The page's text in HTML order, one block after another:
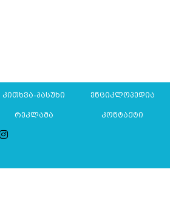
კითხვა-პასუხი ენციკლოპედია
რეკლამა კონტაქტი